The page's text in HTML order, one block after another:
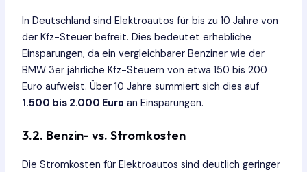
In Deutschland sind Elektroautos für bis zu 10 Jahre von
der Kfz-Steuer befreit. Dies bedeutet erhebliche
Einsparungen, da ein vergleichbarer Benziner wie der
BMW 3er jährliche Kfz-Steuern von etwa 150 bis 200
Euro aufweist. Über 10 Jahre summiert sich dies auf
1.500 bis 2.000 Euro an Einsparungen.
3.2. Benzin- vs. Stromkosten
Die Stromkosten für Elektroautos sind deutlich geringer